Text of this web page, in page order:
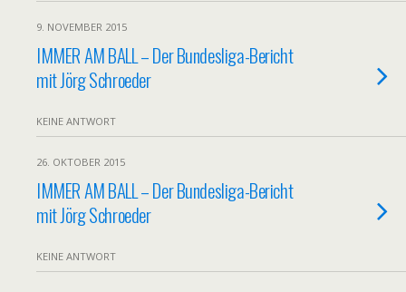
9. NOVEMBER 2015
IMMER AM BALL – Der Bundesliga-Bericht
mit Jörg Schroeder
KEINE ANTWORT
26. OKTOBER 2015
IMMER AM BALL – Der Bundesliga-Bericht
mit Jörg Schroeder
KEINE ANTWORT